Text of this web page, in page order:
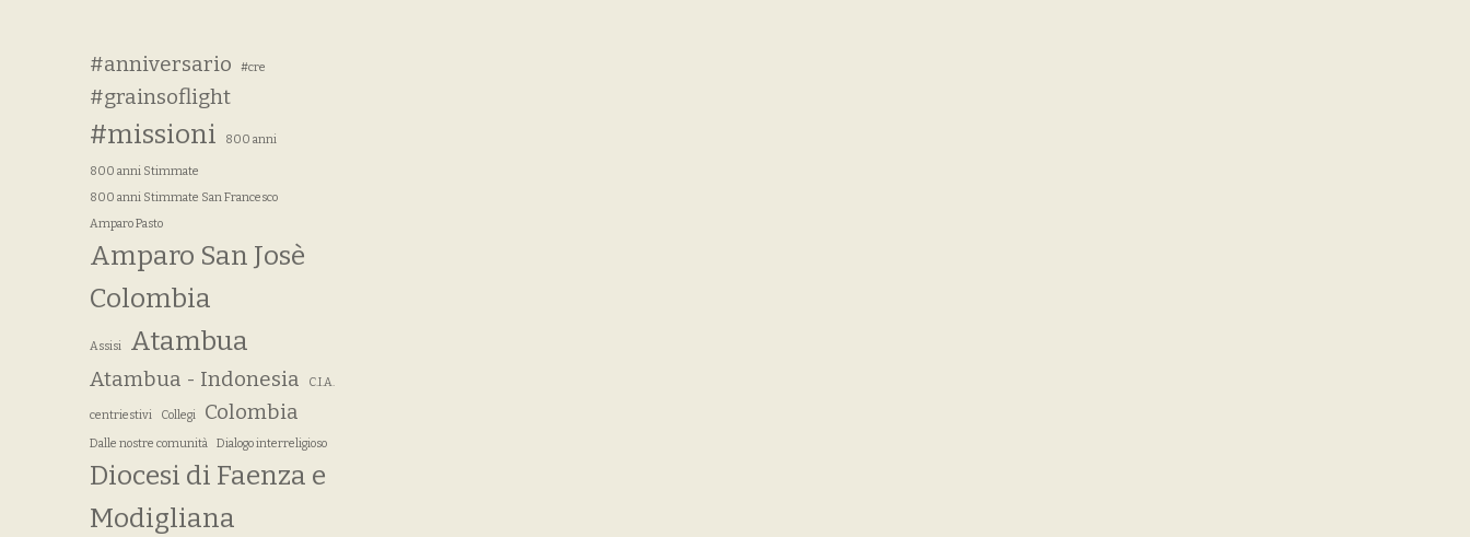
#anniversario #cre
#grainsoflight
#missioni 800 anni
800 anni Stimmate
800 anni Stimmate San Francesco
Amparo Pasto
Amparo San Josè
Colombia
Assisi Atambua
Atambua - Indonesia C.I.A.
centriestivi Collegi Colombia
Dalle nostre comunità Dialogo interreligioso
Diocesi di Faenza e
Modigliana